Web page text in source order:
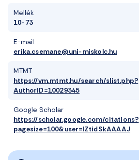
Mellék
10-73
E-mail
erika.csemane@uni-miskolc.hu
MTMT
https://vm.mtmt.hu/search/slist.php?
AuthorID=10029345
Google Scholar
https://scholar.google.com/citations?
pagesize=100&user=lZtidSkAAAAJ